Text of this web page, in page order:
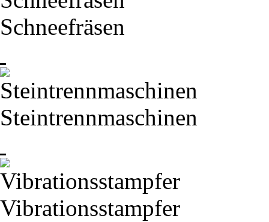
Schneefräsen
Steintrennmaschinen
Vibrationsstampfer